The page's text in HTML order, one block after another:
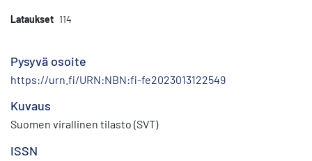
Lataukset 114
Pysyvä osoite
https://urn.fi/URN:NBN:fi-fe2023013122549
Kuvaus
Suomen virallinen tilasto (SVT)
ISSN